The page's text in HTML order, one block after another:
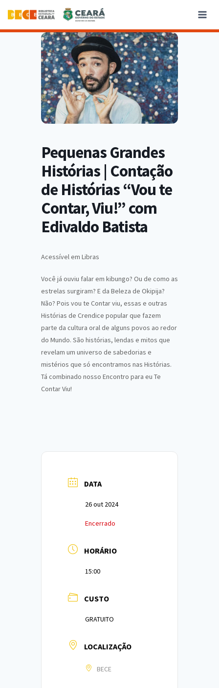
Pequenas Grandes
Histórias | Contação
de Histórias “Vou te
Contar, Viu!” com
Edivaldo Batista
Acessível em Libras
Você já ouviu falar em kibungo? Ou de como as
estrelas surgiram? E da Beleza de Okipija?
Não? Pois vou te Contar viu, essas e outras
Histórias de Crendice popular que fazem
parte da cultura oral de alguns povos ao redor
do Mundo. São histórias, lendas e mitos que
revelam um universo de sabedorias e
mistérios que só encontramos nas Histórias.
Tá combinado nosso Encontro para eu Te
Contar Viu!
DATA
26 out 2024
Encerrado
HORÁRIO
15:00
CUSTO
GRATUITO
LOCALIZAÇÃO
BECE